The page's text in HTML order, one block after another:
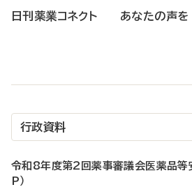
日刊薬業コネクト あなたの声を
行政資料
令和8年度第2回薬事審議会医薬品等
P）